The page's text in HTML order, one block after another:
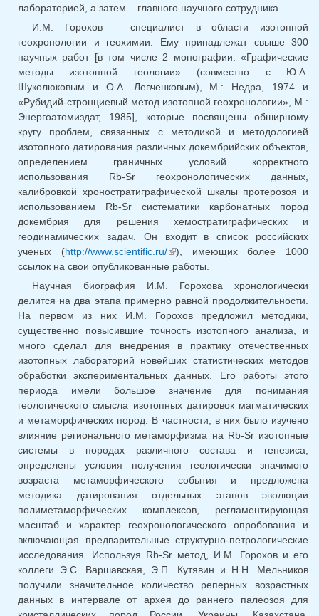
лабораторией, а затем – главного научного сотрудника.
И.М. Горохов – специалист в области изотопной
геохронологии и геохимии. Ему принадлежат свыше 300
научных работ [в том числе 2 монографии: «Графические
методы изотопной геологии» (совместно с Ю.А.
Шуколюковым и О.А. Левченковым), М.: Недра, 1974 и
«Рубидий-стронциевый метод изотопной геохронологии», М.:
Энергоатомиздат, 1985], которые посвящены обширному
кругу проблем, связанных с методикой и методологией
изотопного датирования различных докембрийских объектов,
определением граничных условий корректного
использования Rb-Sr геохронологических данных,
калибровкой хроностратиграфической шкалы протерозоя и
использованием Rb-Sr систематики карбонатных пород
докембрия для решения хемостратиграфических и
геодинамических задач. Он входит в список российских
ученых (http://www.scientific.ru/ (внешняя ссылка)
), имеющих более 1000
ссылок на свои опубликованные работы.
Научная биография И.М. Горохова хронологически
делится на два этапа примерно равной продолжительности.
На первом из них И.М. Горохов предложил методики,
существенно повысившие точность изотопного анализа, и
много сделал для внедрения в практику отечественных
изотопных лабораторий новейших статистических методов
обработки экспериментальных данных. Его работы этого
периода имели большое значение для понимания
геологического смысла изотопных датировок магматических
и метаморфических пород. В частности, в них было изучено
влияние регионального метаморфизма на Rb-Sr изотопные
системы в породах различного состава и генезиса,
определены условия получения геологически значимого
возраста метаморфического события и предложена
методика датирования отдельных этапов эволюции
полиметаморфических комплексов, регламентирующая
масштаб и характер геохронологического опробования и
включающая предварительные структурно-петрологические
исследования. Используя Rb-Sr метод, И.М. Горохов и его
коллеги Э.С. Варшавская, Э.П. Кутявин и Н.Н. Мельников
получили значительное количество реперных возрастных
данных в интервале от архея до раннего палеозоя для